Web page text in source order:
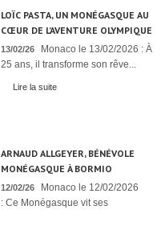
LOÏC PASTA, UN MONÉGASQUE AU
CŒUR DE L’AVENTURE OLYMPIQUE
13/02/26
Monaco le 13/02/2026 : À
25 ans, il transforme son rêve...
Lire la suite
ARNAUD ALLGEYER, BÉNÉVOLE
MONÉGASQUE À BORMIO
12/02/26
Monaco le 12/02/2026
: Ce Monégasque vit ses